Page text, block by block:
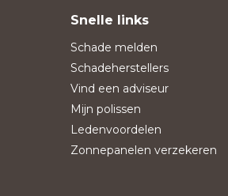
Snelle links
Schade melden
Schadeherstellers
Vind een adviseur
Mijn polissen
Ledenvoordelen
Zonnepanelen verzekeren